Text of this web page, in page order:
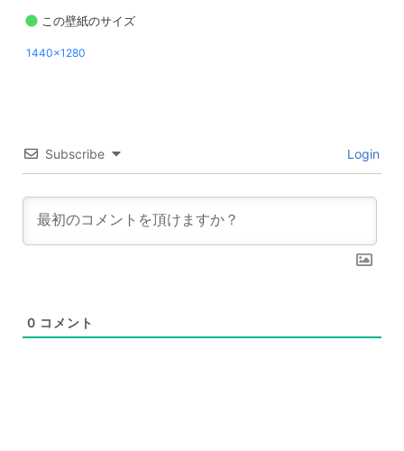
この壁紙のサイズ
1440x1280
Subscribe Login
0 コメント